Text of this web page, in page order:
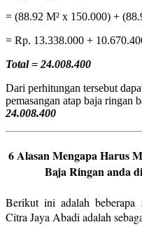
= (88.92 M² x 150.000) +
= Rp. 13.338.000 +
Total = 24.008.400
Dari perhitungan tersebut
pemasangan atap baja ringan
24.008.400
6 Alasan Mengapa Harus
Baja Ringan anda
Berikut ini adalah beberapa
Citra Jaya Abadi adalah